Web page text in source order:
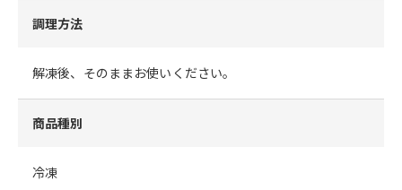
調理方法
解凍後、そのままお使いください。
商品種別
冷凍